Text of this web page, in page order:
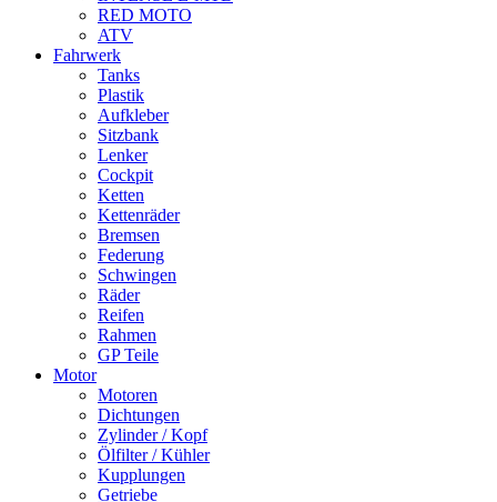
RED MOTO
ATV
Fahrwerk
Tanks
Plastik
Aufkleber
Sitzbank
Lenker
Cockpit
Ketten
Kettenräder
Bremsen
Federung
Schwingen
Räder
Reifen
Rahmen
GP Teile
Motor
Motoren
Dichtungen
Zylinder / Kopf
Ölfilter / Kühler
Kupplungen
Getriebe